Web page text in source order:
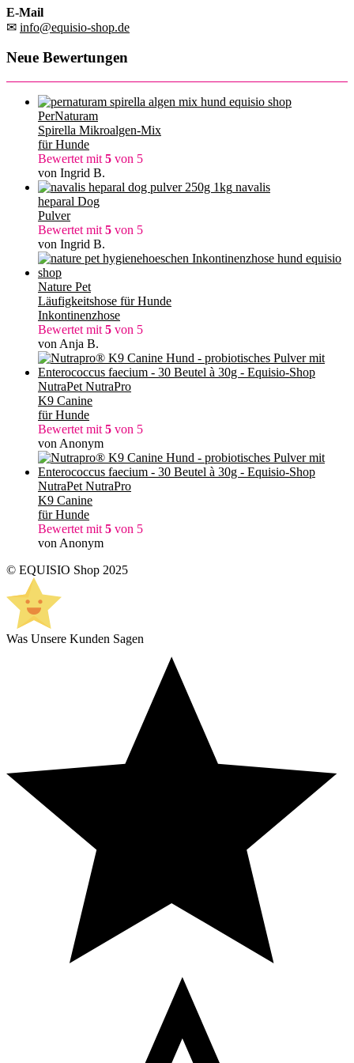
E-Mail
✉ info@equisio-shop.de
Neue Bewertungen
PerNaturam
Spirella Mikroalgen-Mix
für Hunde
Bewertet mit 5 von 5
von Ingrid B.
navalis
heparal Dog
Pulver
Bewertet mit 5 von 5
von Ingrid B.
Nature Pet
Läufigkeitshose für Hunde
Inkontinenzhose
Bewertet mit 5 von 5
von Anja B.
NutraPet NutraPro
K9 Canine
für Hunde
Bewertet mit 5 von 5
von Anonym
NutraPet NutraPro
K9 Canine
für Hunde
Bewertet mit 5 von 5
von Anonym
© EQUISIO Shop 2025
Was Unsere Kunden Sagen